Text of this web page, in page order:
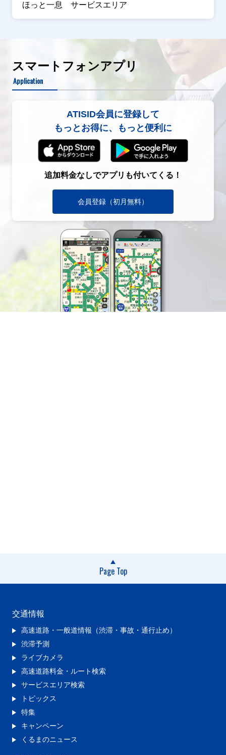
ほっと一息 サービスエリア
スマートフォンアプリ
Application
ATISID会員に登録して
もっとお得に、もっと便利に
追加料金なしでアプリも付いてくる！
会員登録（初月無料）
Page Top
交通情報
高速道路・一般道情報（渋滞・事故・通行止め）
渋滞予測
ライブカメラ
高速道路料金・ルート検索
サービスエリア検索
トピックス
特集
キャンペーン
くるまのニュース